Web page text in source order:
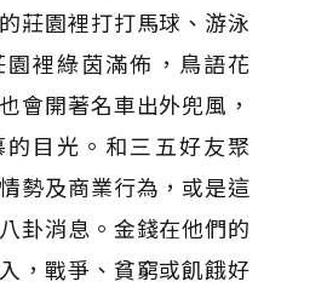
莊園裡打打馬球、游泳
裡綠茵滿佈，鳥語花
會開著名車出外兜風，
目光。和三五好友聚
勢及商業行為，或是這
卦消息。金錢在他們的
，戰爭、貧窮或飢餓好